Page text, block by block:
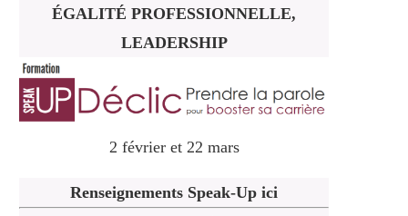
ÉGALITÉ PROFESSIONNELLE,
LEADERSHIP
2 février et 22 mars
Renseignements Speak-Up ici